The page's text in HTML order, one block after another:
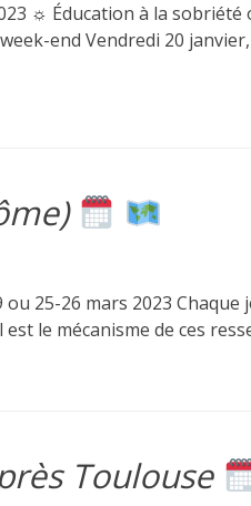
☼ Éducation à la
end Vendredi 20
25-26 mars 2023
le mécanisme de ces
Toulouse